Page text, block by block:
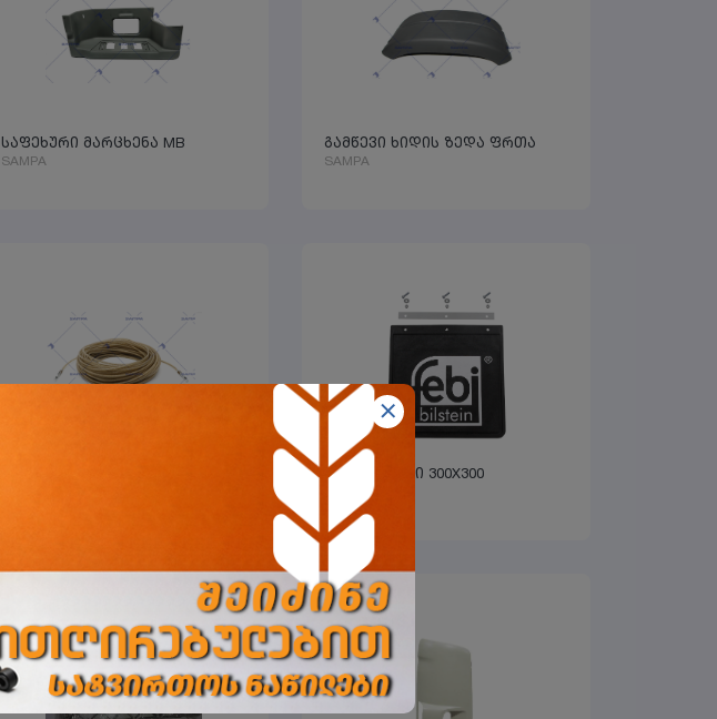
საფეხური მარცხენა MB
SAMPA
გამწევი ხიდის ზედა ფრთა
SAMPA
შხეფამრიდი 300X300